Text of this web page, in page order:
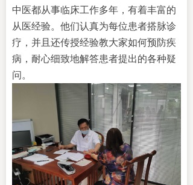
中医都从事临床工作多年，有着丰富的
从医经验。 他们认真为每位患者搭脉诊
疗 ，并且还传授经验教大家如何预防疾
病 ，耐心细致地解答患者提出的各种疑
问 。